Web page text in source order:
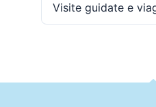
Visite guidate e